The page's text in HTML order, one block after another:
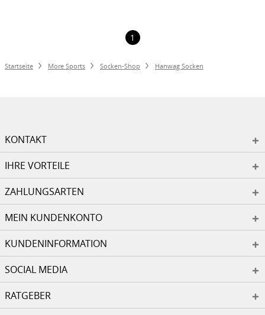
1
Startseite More Sports Socken-Shop Hanwag Socken
KONTAKT
IHRE VORTEILE
ZAHLUNGSARTEN
MEIN KUNDENKONTO
KUNDENINFORMATION
SOCIAL MEDIA
RATGEBER